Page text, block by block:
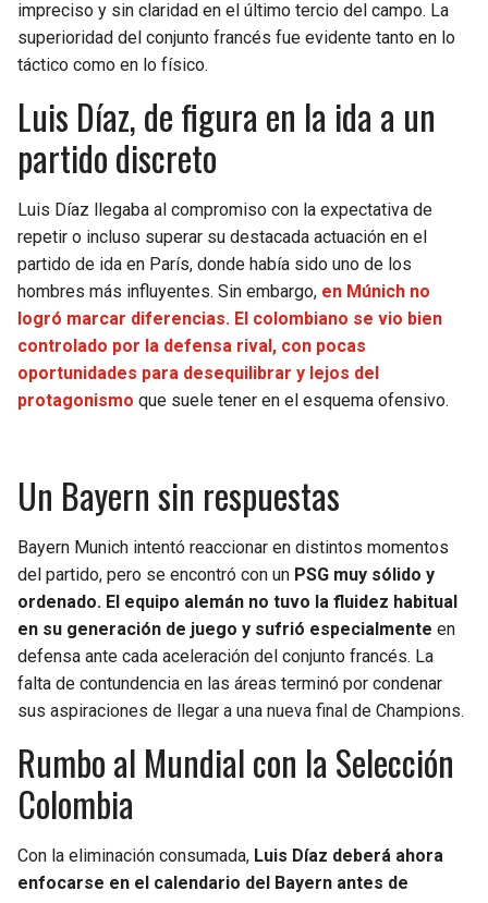
impreciso y sin claridad en el último tercio del campo. La
superioridad del conjunto francés fue evidente tanto en lo
táctico como en lo físico.
Luis Díaz, de figura en la ida a un
partido discreto
Luis Díaz llegaba al compromiso con la expectativa de
repetir o incluso superar su destacada actuación en el
partido de ida en París, donde había sido uno de los
hombres más influyentes. Sin embargo, en Múnich no
logró marcar diferencias. El colombiano se vio bien
controlado por la defensa rival, con pocas
oportunidades para desequilibrar y lejos del
protagonismo que suele tener en el esquema ofensivo.
Un Bayern sin respuestas
Bayern Munich intentó reaccionar en distintos momentos
del partido, pero se encontró con un PSG muy sólido y
ordenado. El equipo alemán no tuvo la fluidez habitual
en su generación de juego y sufrió especialmente en
defensa ante cada aceleración del conjunto francés. La
falta de contundencia en las áreas terminó por condenar
sus aspiraciones de llegar a una nueva final de Champions.
Rumbo al Mundial con la Selección
Colombia
Con la eliminación consumada, Luis Díaz deberá ahora
enfocarse en el calendario del Bayern antes de